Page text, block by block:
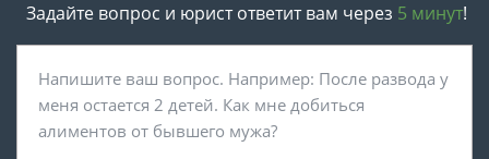
Задайте вопрос и юрист ответит вам через 5 минут!